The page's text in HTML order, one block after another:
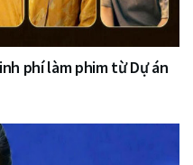
phí làm phim từ Dự án